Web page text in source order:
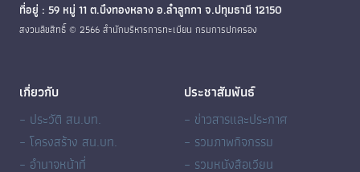
ที่อยู่ : 59 หมู่ 11 ต.บึงทองหลาง อ.ลำลูกกา จ.ปทุมธานี 12150
สงวนลิขสิทธิ์ © 2566 สำนักบริหารการทะเบียน กรมการปกครอง
เกี่ยวกับ
– ประวัติ สน.บท.
– โครงสร้าง สน.บท.
– อำนาจหน้าที่
ประชาสัมพันธ์
– ข่าวสารและประกาศ
– รวมภาพกิจกรรม
– รวมหนังสือเวียน